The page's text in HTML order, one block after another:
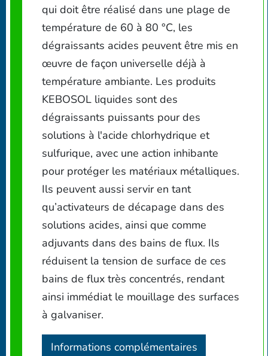
qui doit être réalisé dans une plage de
température de 60 à 80 °C, les
dégraissants acides peuvent être mis en
œuvre de façon universelle déjà à
température ambiante. Les produits
KEBOSOL liquides sont des
dégraissants puissants pour des
solutions à l'acide chlorhydrique et
sulfurique, avec une action inhibante
pour protéger les matériaux métalliques.
Ils peuvent aussi servir en tant
qu’activateurs de décapage dans des
solutions acides, ainsi que comme
adjuvants dans des bains de flux. Ils
réduisent la tension de surface de ces
bains de flux très concentrés, rendant
ainsi immédiat le mouillage des surfaces
à galvaniser.
Informations complémentaires